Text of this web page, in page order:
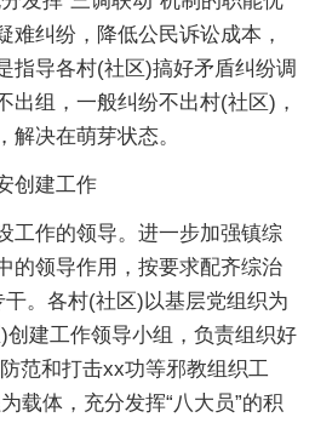
难纠纷，降低公民诉讼成本，
指导各村(社区)搞好矛盾纠纷调
出组，一般纠纷不出村(社区)，
解决在萌芽状态。
创建工作
工作的领导。进一步加强镇综
的领导作用，按要求配齐综治
。各村(社区)以基层党组织为
建工作领导小组，负责组织好
范和打击xx功等邪教组织工
载体，充分发挥“八大员”的积